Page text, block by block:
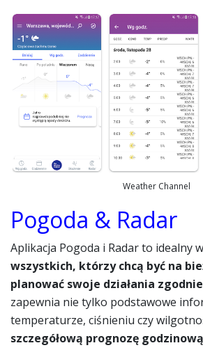
Weather Channel
Pogoda & Radar
Aplikacja Pogoda i Radar to idealny
wszystkich, którzy chcą być na
planować swoje działania
zapewnia nie tylko podstawowe
temperaturze, ciśnieniu czy
szczegółową prognozę godzinową